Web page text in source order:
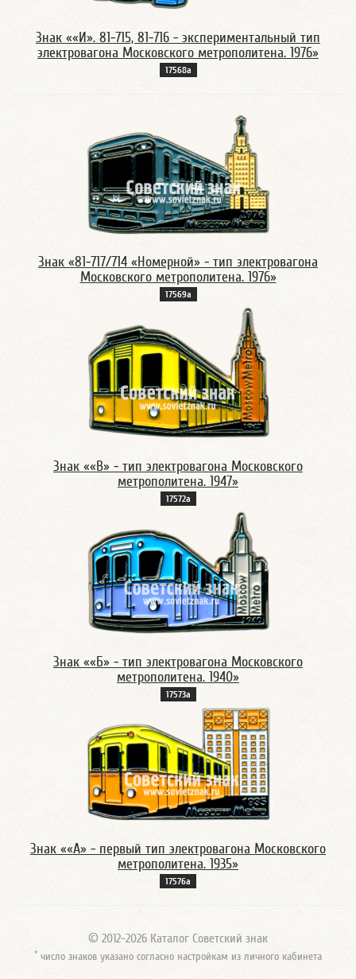
Знак ««И». 81-715, 81-716 - экспериментальный тип
электровагона Московского метрополитена. 1976»
17568а
Знак «81-717/714 «Номерной» - тип электровагона
Московского метрополитена. 1976»
17569а
Знак ««В» - тип электровагона Московского
метрополитена. 1947»
17572а
Знак ««Б» - тип электровагона Московского
метрополитена. 1940»
17573а
Знак ««А» - первый тип электровагона Московского
метрополитена. 1935»
17576а
© 2012-2026 Каталог Советский знак
* число знаков указано согласно настройкам из личного кабинета